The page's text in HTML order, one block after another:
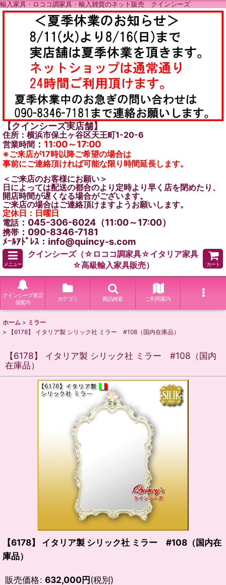
輸入家具・ロココ調家具・輸入雑貨のネット販売 クインシーズ
【クインシーズ実店舗】
住所：横浜市保土ヶ谷区天王町1-20-6
営業時間 ： 11:00～17:00
※ご来店が17時以降ご希望の場合は
事前にご連絡頂ければ可能な限り時間延長します。
＜ご来店のお客様にお願い＞
日によっては配送の都合のより定時より早く店を閉めたり、
開店時間が遅くなる場合がございます。
ご来店の場合はご連絡頂けますようお願いします。
定休日：日曜日
電話：045-306-6024（11:00～17:00）
携帯 ：090-8346-7181
ﾒｰﾙｱﾄﾞﾚｽ：info@quincy-s.com
メニュー
クインシーズ（☆ロココ調家具☆イタリア家具
☆高級輸入家具販売）
カート
クインシーズ実店
舗案内
カテゴリ 商品検索 ご利用案内
ホーム > ミラー
>
【6178】 イタリア製 シリック社 ミラー #108（国内在庫品）
【6178】 イタリア製 シリック社 ミラー #108（国内
在庫品）
【6178】 イタリア製 シリック社 ミラー #108（国内在
庫品）
販売価格: 632,000円(税別)